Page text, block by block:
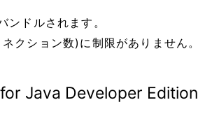
ドルされます。
クション数)に制限がありません。
Java Developer Edition